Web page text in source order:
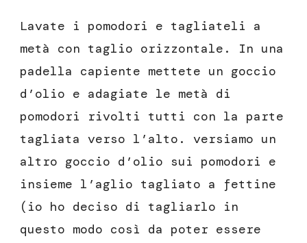
Lavate i pomodori e tagliateli a
metà con taglio orizzontale. In una
padella capiente mettete un goccio
d’olio e adagiate le metà di
pomodori rivolti tutti con la parte
tagliata verso l’alto. versiamo un
altro goccio d’olio sui pomodori e
insieme l’aglio tagliato a fettine
(io ho deciso di tagliarlo in
questo modo così da poter essere